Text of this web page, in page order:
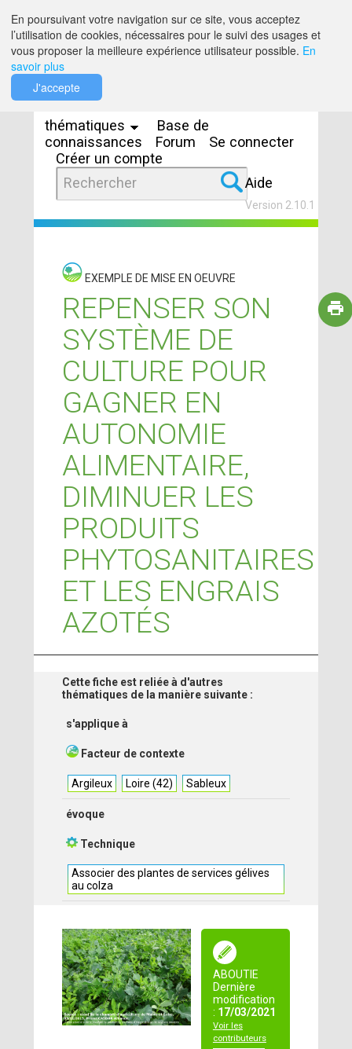
thématiques
Base de
connaissances
Forum
Se connecter
Créer un compte
Aide
Version 2.10.1
EXEMPLE DE MISE EN OEUVRE
REPENSER SON
SYSTÈME DE
CULTURE POUR
GAGNER EN
AUTONOMIE
ALIMENTAIRE,
DIMINUER LES
PRODUITS
PHYTOSANITAIRES
ET LES ENGRAIS
AZOTÉS
Cette fiche est reliée à d'autres
thématiques de la manière suivante :
s'applique à
Facteur de contexte
Argileux Loire (42) Sableux
évoque
Technique
Associer des plantes de services gélives
au colza
ABOUTIE
Dernière
modification
: 17/03/2021
Voir les
contributeurs
En poursuivant votre navigation sur ce site, vous acceptez
l’utilisation de cookies, nécessaires pour le suivi des usages et
vous proposer la meilleure expérience utilisateur possible. En
savoir plus
J'accepte